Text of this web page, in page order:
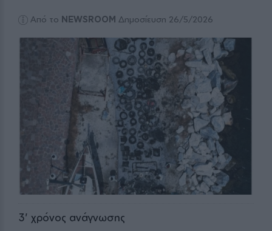
Από το NEWSROOM Δημοσίευση 26/5/2026
3' χρόνος ανάγνωσης